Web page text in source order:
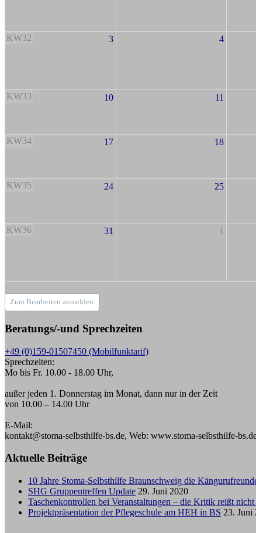
KW32 3 4
KW33 10 11
KW34 17 18
KW35 24 25
KW36 31 1
Zum Bearbeiten anmelden
Beratungs/-und Sprechzeiten
+49 (0)159-01507450 (Mobilfunktarif)
Sprechzeiten:
Mo bis Fr. 10.00 - 18.00 Uhr,
außer jeden 1. Donnerstag im Monat, dann nur in der Zeit
von 10.00 – 14.00 Uhr
E-Mail:
kontakt@stoma-selbsthilfe-bs.de, Web: www.stoma-selbsthilfe-
Aktuelle Beiträge
10 Jahre Stoma-Selbsthilfe Braunschweig die
SHG Gruppentreffen Update 29. Juni 2020
Taschenkontrollen bei Veranstaltungen – die Kritik reißt nicht
Projektpräsentation der Pflegeschule am HEH in BS 23. Juni